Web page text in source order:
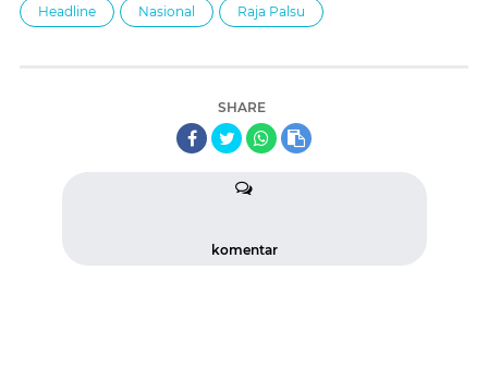
Headline Nasional Raja Palsu
SHARE
komentar